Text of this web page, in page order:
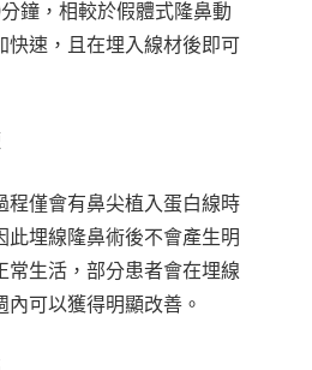
鐘，相較於假體式隆鼻動
快速，且在埋入線材後即可
程僅會有鼻尖植入蛋白線時
此埋線隆鼻術後不會產生明
常生活，部分患者會在埋線
可以獲得明顯改善。